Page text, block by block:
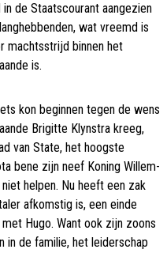
de Staatscourant aangezien
wat vreemd is
machtsstrijd binnen het
is.
kon beginnen tegen de wens
Brigitte Klynstra kreeg,
van State, het hoogste
bene zijn neef Koning Willem-
helpen. Nu heeft een zak
afkomstig is, een einde
Hugo. Want ook zijn zoons
in de familie, het leiderschap